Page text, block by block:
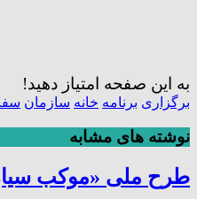
به این صفحه امتیاز دهید!
برگزاری برنامه خانه سازمان
نوشته های مشابه
طرح ملی «موکب